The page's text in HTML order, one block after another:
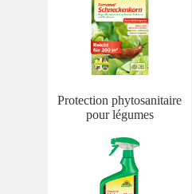
Protection phytosanitaire
pour légumes